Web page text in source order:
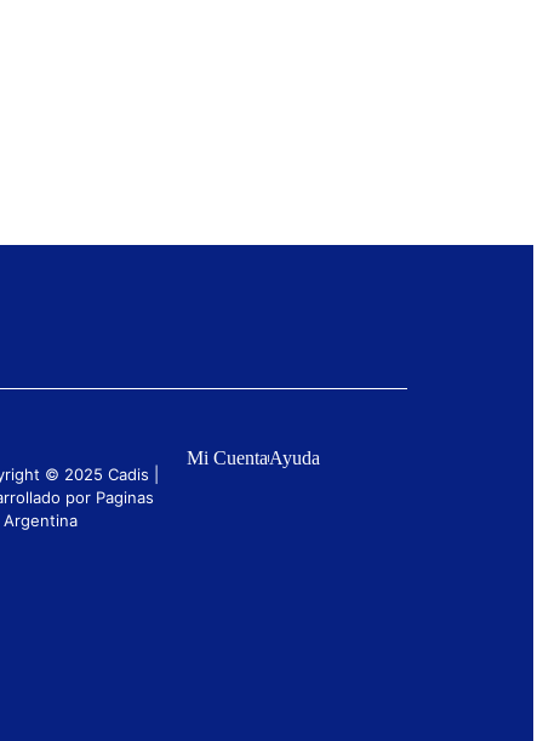
© 2025 Cadis |
por Paginas
Argentina
Mi CuentaAyuda